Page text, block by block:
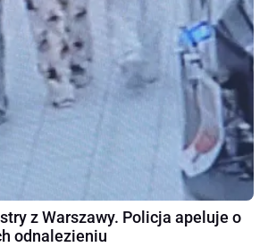
z Warszawy. Policja apeluje o
odnalezieniu